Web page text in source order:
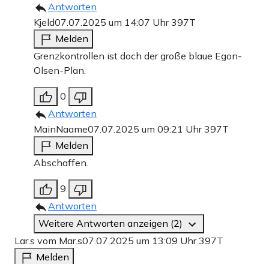
Antworten
Kjeld07.07.2025 um 14:07 Uhr397T
Melden
Grenzkontrollen ist doch der große blaue Egon-
Olsen-Plan.
0
Antworten
MainNaame07.07.2025 um 09:21 Uhr397T
Melden
Abschaffen.
9
Antworten
Weitere Antworten anzeigen (2)
Lar.s vom Mar.s07.07.2025 um 13:09 Uhr397T
Melden